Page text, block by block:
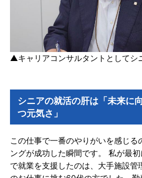
▲キャリアコンサルタントとしてシ
シニアの就活の肝は「未来に
つ元気さ」
この仕事で一番のやりがいを感じる
ングが成功した瞬間です。 私が最
で就業を支援したのは、大手施設管